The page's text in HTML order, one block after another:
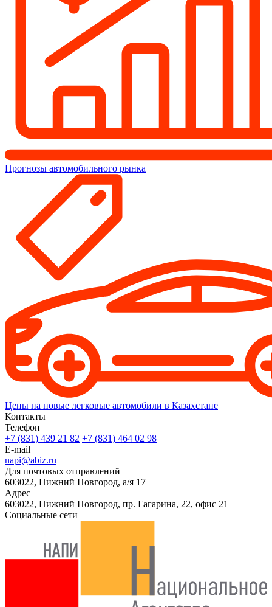
Прогнозы автомобильного рынка
Цены на новые легковые автомобили в Казахстане
Контакты
Телефон
+7 (831) 439 21 82 +7 (831) 464 02 98
E-mail
napi@abiz.ru
Для почтовых отправлений
603022, Нижний Новгород, а/я 17
Адрес
603022, Нижний Новгород, пр. Гагарина, 22, офис 21
Социальные сети